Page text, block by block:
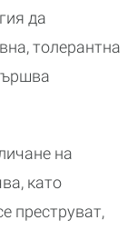
да
толерантна
на
като
преструват,